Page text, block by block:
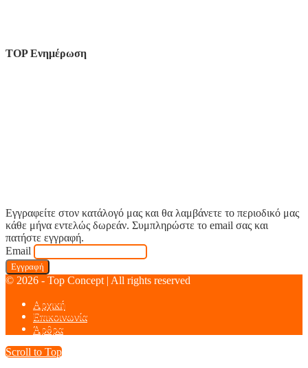
TOP Ενημέρωση
Εγγραφείτε στον κατάλογό μας και θα λαμβάνετε το περιοδικό μας
κάθε μήνα εντελώς δωρεάν. Συμπληρώστε το email σας και
πατήστε εγγραφή.
Email
© 2026 - Top Concept | All rights reserved
Αρχική
Επικοινωνία
Άρθρα
Scroll to Top